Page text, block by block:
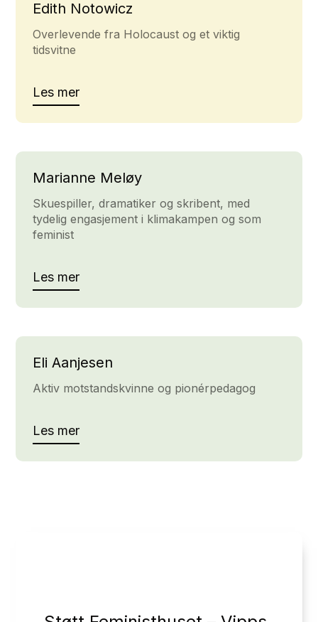
Edith Notowicz
Overlevende fra Holocaust og et viktig
tidsvitne
Les mer
Marianne Meløy
Skuespiller, dramatiker og skribent, med
tydelig engasjement i klimakampen og som
feminist
Les mer
Eli Aanjesen
Aktiv motstandskvinne og pionérpedagog
Les mer